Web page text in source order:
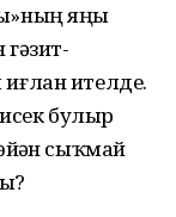
яңы
ителде.
булыр
сыҡмай